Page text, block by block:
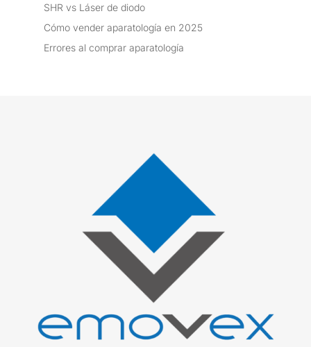
SHR vs Láser de diodo
Cómo vender aparatología en 2025
Errores al comprar aparatología